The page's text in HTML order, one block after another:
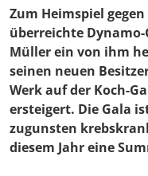
Zum Heimspiel
überreichte
Müller ein von ihm
seinen neuen
Werk auf der Koch-
ersteigert. Die Gala
zugunsten
diesem Jahr eine